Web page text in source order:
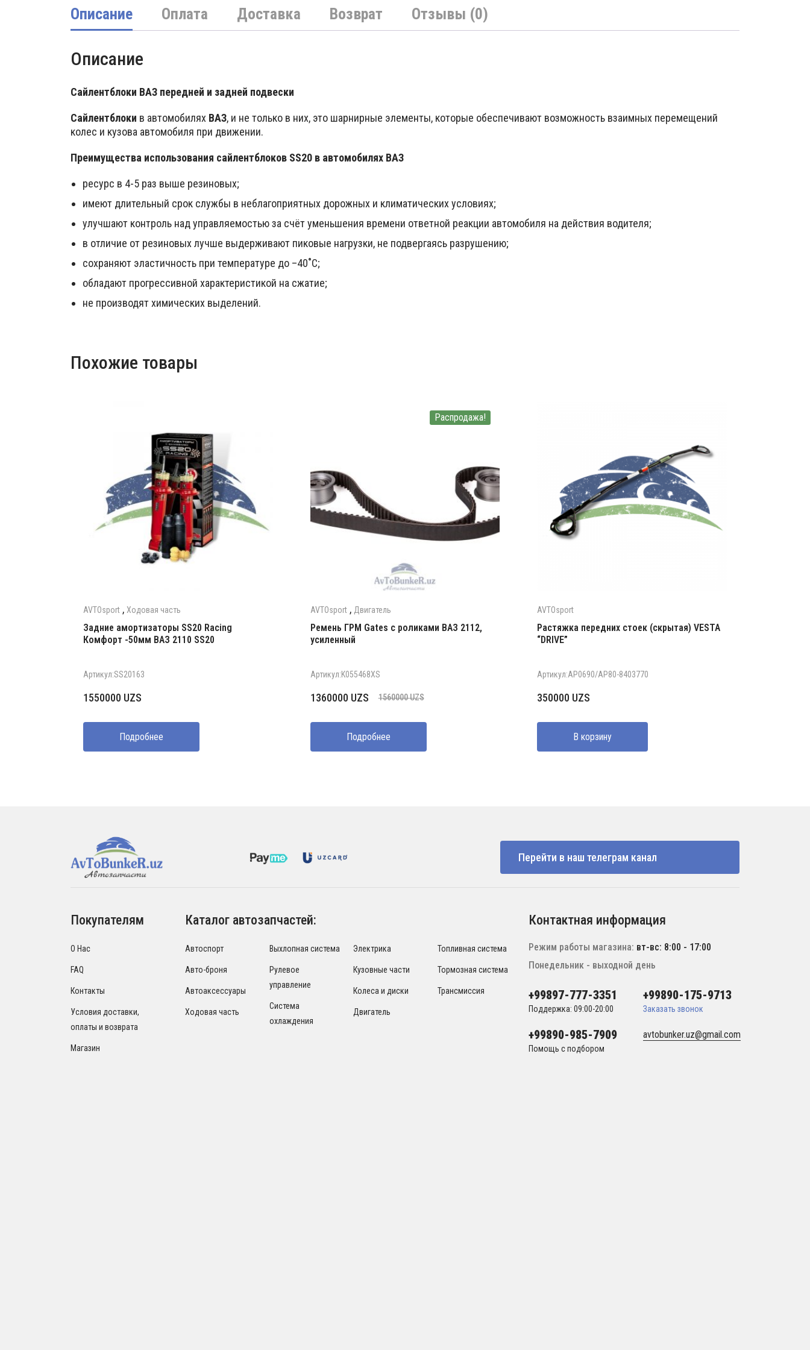
Описание Оплата Доставка Возврат Отзывы (0)
Описание
Сайлентблоки ВАЗ передней и задней подвески
Сайлентблоки в автомобилях ВАЗ, и не только в них, это шарнирные элементы, которые обеспечивают возможность взаимных перемещений
колес и кузова автомобиля при движении.
Преимущества использования сайлентблоков SS20 в автомобилях ВАЗ
ресурс в 4-5 раз выше резиновых;
имеют длительный срок службы в неблагоприятных дорожных и климатических условиях;
улучшают контроль над управляемостью за счёт уменьшения времени ответной реакции автомобиля на действия водителя;
в отличие от резиновых лучше выдерживают пиковые нагрузки, не подвергаясь разрушению;
сохраняют эластичность при температуре до –40˚С;
обладают прогрессивной характеристикой на сжатие;
не производят химических выделений.
Похожие товары
AVTOsport , Ходовая часть
Задние амортизаторы SS20 Racing
Комфорт -50мм ВАЗ 2110 SS20
Артикул:SS20163
1550000 UZS
Подробнее
Распродажа!
AVTOsport, Двигатель
Ремень ГРМ Gates с роликами ВАЗ 2112,
усиленный
Артикул:K055468XS
1560000UZS
Первоначальная
составляла
1560000 UZS.
1360000 UZS
Текущая
1360000 UZS.
Подробнее
AVTOsport
Растяжка передних стоек (скрытая) VESTA
“DRIVE”
Артикул:АР0690/АР80-8403770
350000 UZS
В корзину
Перейти в наш телеграм канал
Покупателям
О Нас
FAQ
Контакты
Условия доставки,
оплаты и возврата
Магазин
Каталог автозапчастей:
Автоспорт
Авто-броня
Автоаксессуары
Ходовая часть
Выхлопная система
Рулевое
управление
Система
охлаждения
Электрика
Кузовные части
Колеса и диски
Двигатель
Топливная система
Тормозная система
Трансмиссия
Контактная информация
Режим работы магазина: вт-вс: 8:00 - 17:00
Понедельник - выходной день
+99897-777-3351
Поддержка: 09:00-20:00
+99890-175-9713
Заказать звонок
+99890-985-7909
Помощь с подбором
avtobunker.uz@gmail.com